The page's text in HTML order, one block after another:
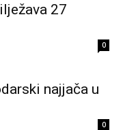
27
0
najjača u
0